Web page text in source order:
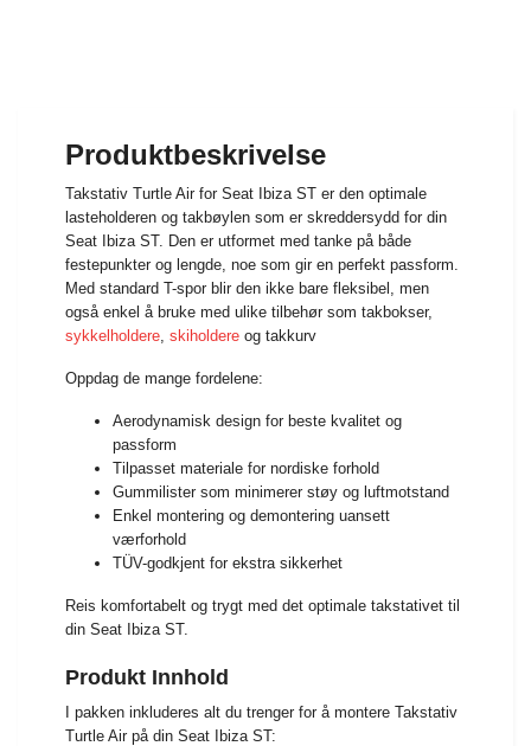
Produktbeskrivelse
Takstativ Turtle Air for Seat Ibiza ST er den optimale
lasteholderen og takbøylen som er skreddersydd for din
Seat Ibiza ST. Den er utformet med tanke på både
festepunkter og lengde, noe som gir en perfekt passform.
Med standard T-spor blir den ikke bare fleksibel, men
også enkel å bruke med ulike tilbehør som takbokser,
sykkelholdere skiholdere og takkurv
Oppdag de mange fordelene:
Aerodynamisk design for beste kvalitet og
passform
Tilpasset materiale for nordiske forhold
Gummilister som minimerer støy og luftmotstand
Enkel montering og demontering uansett
værforhold
TÜV-godkjent for ekstra sikkerhet
Reis komfortabelt og trygt med det optimale takstativet til
din Seat Ibiza ST.
Produkt Innhold
I pakken inkluderes alt du trenger for å montere Takstativ
Turtle Air på din Seat Ibiza ST: